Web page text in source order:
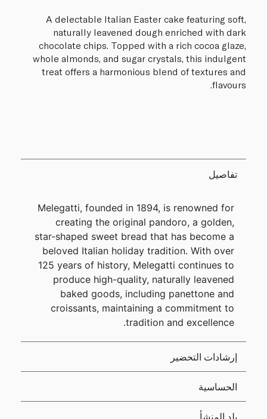
A delectable Italian Easter cake featuring soft,
naturally leavened dough enriched with dark
chocolate chips. Topped with a rich cocoa glaze,
whole almonds, and sugar crystals, this indulgent
treat offers a harmonious blend of textures and
flavours.
تفاصيل
Melegatti, founded in 1894, is renowned for
creating the original pandoro, a golden,
star-shaped sweet bread that has become a
beloved Italian holiday tradition. With over
125 years of history, Melegatti continues to
produce high-quality, naturally leavened
baked goods, including panettone and
croissants, maintaining a commitment to
tradition and excellence.
إرشادات التحضير
الحساسية
بلد المنشأ